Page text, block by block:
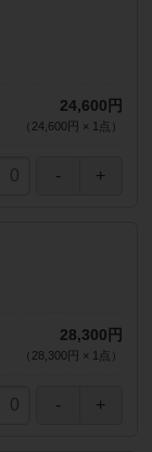
24,600円
（ 24,600円 × 1 点 ）
28,300円
（ 28,300円 × 1 点 ）